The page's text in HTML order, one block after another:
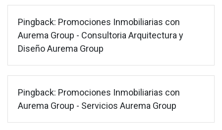
Pingback: Promociones Inmobiliarias con
Aurema Group - Consultoria Arquitectura y
Diseño Aurema Group
Pingback: Promociones Inmobiliarias con
Aurema Group - Servicios Aurema Group